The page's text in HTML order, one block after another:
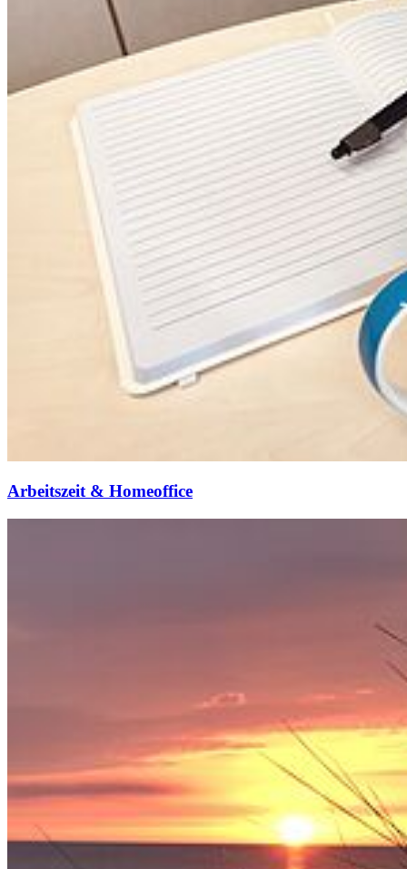
Arbeitszeit & Homeoffice